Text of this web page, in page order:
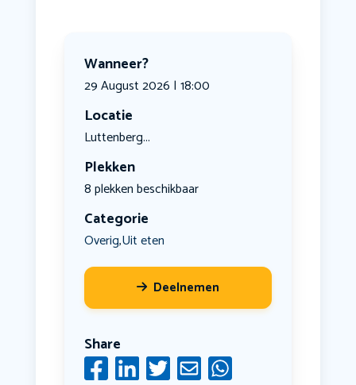
Wanneer?
29 August 2026 | 18:00
Locatie
Luttenberg...
Plekken
8 plekken beschikbaar
Categorie
Overig,Uit eten
Deelnemen
Share